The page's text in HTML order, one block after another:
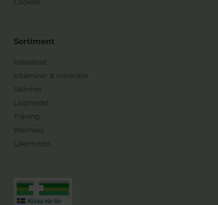
Cookies
Sortiment
Hälsokost
Vitaminer & mineraler
Skönhet
Livsmedel
Träning
Wellness
Läkemedel